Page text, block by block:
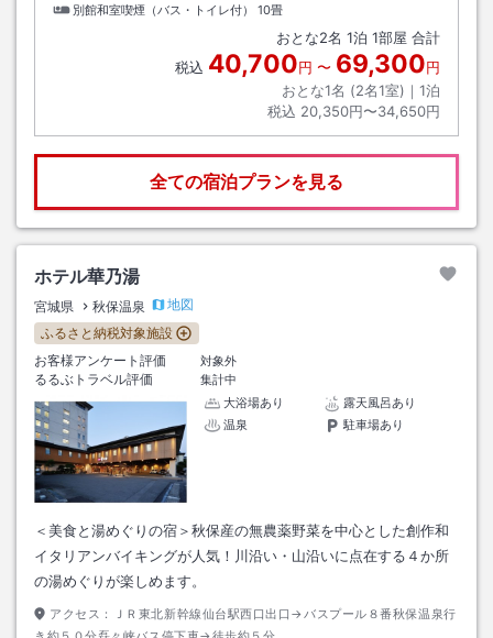
別館和室喫煙（バス・トイレ付）
10畳
おとな2名 1泊 1部屋 合計
税込 40,700円 〜 69,300円
おとな1名 (2名1室)｜ 1泊
税込 20,350円〜34,650円
全ての宿泊プランを見る
ホテル華乃湯
宮城県 秋保温泉
地図
ふるさと納税対象施設
お客様アンケート評価
対象外
るるぶトラベル評価
集計中
大浴場あり
露天風呂あり
温泉
駐車場あり
＜美食と湯めぐりの宿＞秋保産の無農薬野菜を中心とした創作和
イタリアンバイキングが人気！川沿い・山沿いに点在する４か所
の湯めぐりが楽しめます。
アクセス：
ＪＲ東北新幹線仙台駅西口出口→バスプール８番秋保温泉行